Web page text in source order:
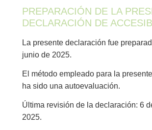
PREPARACIÓN DE LA
DECLARACIÓN DE
La presente declaración fue
junio de 2025.
El método empleado para la
ha sido una autoevaluación.
Última revisión de la declaración: 6
2025.